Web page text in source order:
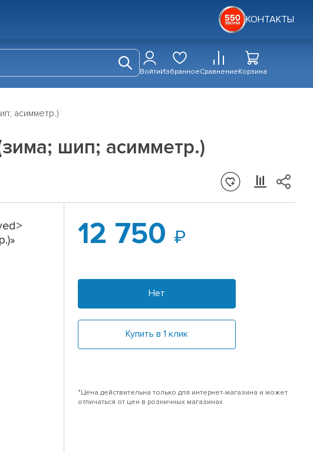
КОНТАКТЫ
ВойтиИзбранноеСравнениеКорзина
асимметр.)
шип; асимметр.)
12 750
Нет
Купить в 1 клик
*Цена действительна только для интернет-магазина и может
отличаться от цен в розничных магазинах